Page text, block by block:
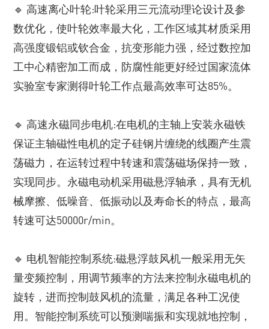
🔹 高速离心叶轮:叶轮采用三元流动理论设计及参
数优化，使叶轮效率最大化，工作区域其材质采用
高强度锻铝或钦合金，抗变形能力强，经过数控加
工中心精密加工而成，防腐性能更好经过国家流体
实验室专家测得叶轮工作点最高效率可达85%。
🔹 高速永磁同步电机:在电机的主轴上安装永磁铁
保证主轴磁性电机的定子硅钢片缠绕的线圈产生震
荡磁力，在运转过程中转速和震荡磁场保持一致，
实现同步。永磁电动机采用磁悬浮轴承，具有无机
械摩擦、低噪音、低振动以及寿命长的特点，最高
转速可达50000r/min。
🔹 电机智能控制系统:磁悬浮鼓风机一般采用无矢
量变频控制，用调节频率的方法来控制永磁电机的
旋转，进而控制鼓风机的流量，满足各种工况使
用。智能控制系统可以预测喘振和实现就地控制，